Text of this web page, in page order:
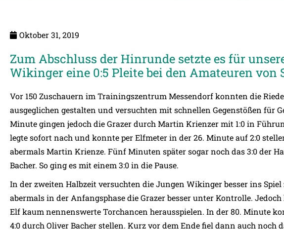
Oktober 31, 2019
Zum Abschluss der Hinrunde setzte es für
Wikinger eine 0:5 Pleite bei den Amateuren von
Vor 150 Zuschauern im Trainingszentrum Messendorf konnten die
ausgeglichen gestalten und versuchten mit schnellen Gegenstößen für
Minute gingen jedoch die Grazer durch Martin Krienzer mit 1:0 in
legte sofort nach und konnte per Elfmeter in der 26. Minute auf 2:0
abermals Martin Krienze. Fünf Minuten später sogar noch das 3:0 der
Bacher. So ging es mit einem 3:0 in die Pause.
In der zweiten Halbzeit versuchten die Jungen Wikinger besser ins
abermals in der Anfangsphase die Grazer besser unter Kontrolle.
Elf kaum nennenswerte Torchancen herausspielen. In der 80. Minute
4:0 durch Oliver Bacher stellen. Kurz vor dem Ende fiel dann auch noch